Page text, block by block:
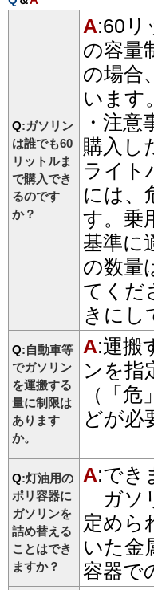
Q:ガソリン
は誰でも60
リットルま
で購入でき
るのです
か？
A:60リ
の容量
の場合
います。
・注意
購入し
ライト
には、
す。乗
基準に
の数量
てくだ
きにし
Q:自動車等
でガソリン
を運搬する
量に制限は
あります
か。
A:運搬
ンを指
（「
どが必
Q:灯油用の
ポリ容器に
ガソリンを
詰め替える
ことはでき
ますか？
A:でき
ガソ
定めら
いた金
容器で